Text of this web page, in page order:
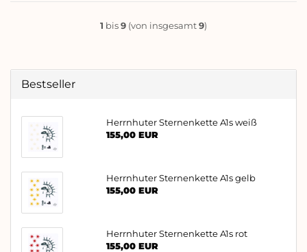
1 bis9 (von insgesamt9)
Bestseller
Herrnhuter Sternenkette A1s weiß
155,00 EUR
Herrnhuter Sternenkette A1s gelb
155,00 EUR
Herrnhuter Sternenkette A1s rot
155,00 EUR